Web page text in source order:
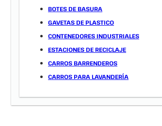
BOTES DE BASURA
GAVETAS DE PLASTICO
CONTENEDORES INDUSTRIALES
ESTACIONES DE RECICLAJE
CARROS BARRENDEROS
CARROS PARA LAVANDERÍA